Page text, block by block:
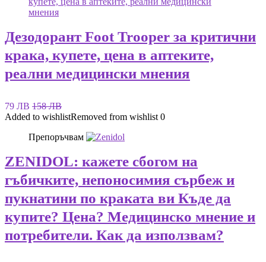
Дезодорант Foot Trooper за критични
крака, купете, цена в аптеките,
реални медицински мнения
79 ЛВ 158 ЛВ
Added to wishlistRemoved from wishlist 0
Препоръчвам
ZENIDOL: кажете сбогом на
гъбичките, непоносимия сърбеж и
пукнатини по краката ви Къде да
купите? Цена? Медицинско мнение и
потребители. Как да използвам?